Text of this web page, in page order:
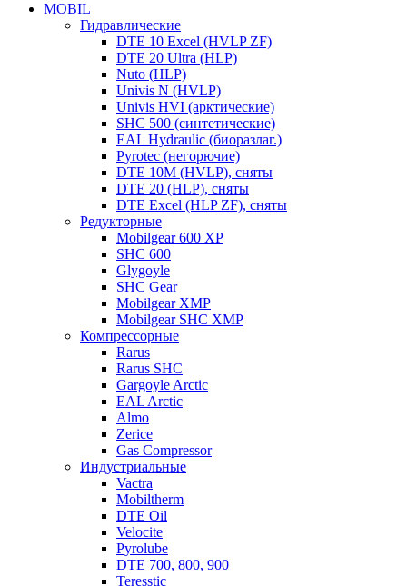
MOBIL
Гидравлические
DTE 10 Excel (HVLP ZF)
DTE 20 Ultra (HLP)
Nuto (HLP)
Univis N (HVLP)
Univis HVI (арктические)
SHC 500 (синтетические)
EAL Hydraulic (биоразлаг.)
Pyrotec (негорючие)
DTE 10M (HVLP), сняты
DTE 20 (HLP), сняты
DTE Excel (HLP ZF), сняты
Редукторные
Mobilgear 600 XP
SHC 600
Glygoyle
SHC Gear
Mobilgear XMP
Mobilgear SHC XMP
Компрессорные
Rarus
Rarus SHC
Gargoyle Arctic
EAL Arctic
Almo
Zerice
Gas Compressor
Индустриальные
Vactra
Mobiltherm
DTE Oil
Velocite
Pyrolube
DTE 700, 800, 900
Teresstic